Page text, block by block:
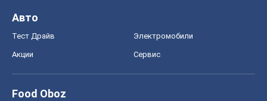
Авто
Тест Драйв Электромобили
Акции Сервис
Food Oboz